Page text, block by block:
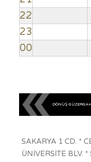
22
23
00
DÖNÜŞ
SAKARYA 1 CD. *
ÜNİVERSİTE BLV.